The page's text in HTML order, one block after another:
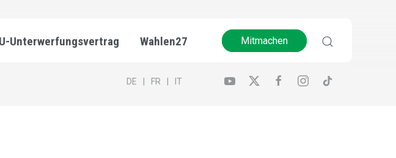
Unterwerfungsvertrag Wahlen27 Mitmachen
DE FR IT